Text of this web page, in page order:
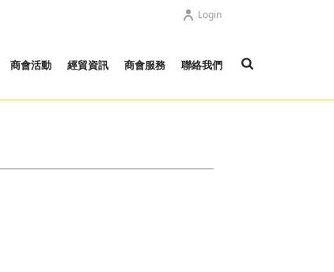
Login
商會活動 經貿資訊 商會服務 聯絡我們